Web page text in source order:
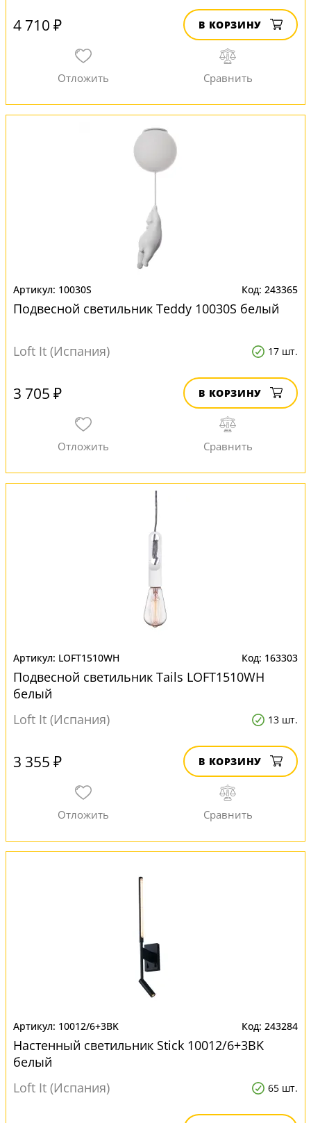
4 710 ₽ В КОРЗИНУ
10030S 243365
Подвесной светильник Teddy 10030S белый
Loft It (Испания) 17 шт.
3 705 ₽ В КОРЗИНУ
LOFT1510WH 163303
Подвесной светильник Tails LOFT1510WH
белый
Loft It (Испания)
13 шт.
3 355 ₽ В КОРЗИНУ
10012/6+3BK 243284
Настенный светильник Stick 10012/6+3BK
белый
Loft It (Испания)
65 шт.